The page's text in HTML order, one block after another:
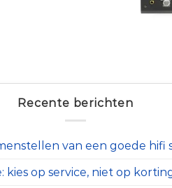
Recente berichten
van een goede hifi
kies op service, niet op